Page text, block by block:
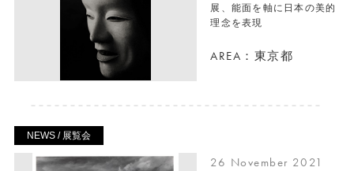
展、能面を軸に日本の美的
理念を表現
AREA：東京都
NEWS / 展覧会
26 November 2021